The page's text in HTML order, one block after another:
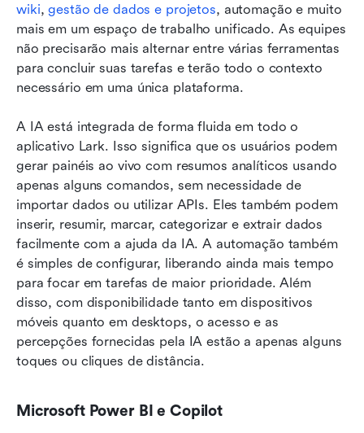
wiki, gestão de dados e projetos, automação e muito
mais em um espaço de trabalho unificado. As equipes
não precisarão mais alternar entre várias ferramentas
para concluir suas tarefas e terão todo o contexto
necessário em uma única plataforma.
A IA está integrada de forma fluida em todo o
aplicativo Lark. Isso significa que os usuários podem
gerar painéis ao vivo com resumos analíticos usando
apenas alguns comandos, sem necessidade de
importar dados ou utilizar APIs. Eles também podem
inserir, resumir, marcar, categorizar e extrair dados
facilmente com a ajuda da IA. A automação também
é simples de configurar, liberando ainda mais tempo
para focar em tarefas de maior prioridade. Além
disso, com disponibilidade tanto em dispositivos
móveis quanto em desktops, o acesso e as
percepções fornecidas pela IA estão a apenas alguns
toques ou cliques de distância.
Microsoft Power BI e Copilot